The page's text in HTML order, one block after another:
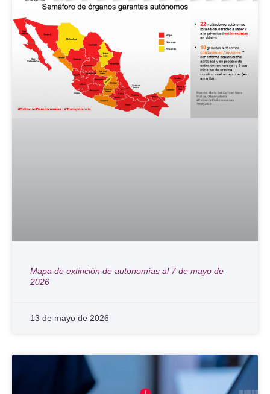
Mapa de extinción de autonomías al 7 de mayo de
2026
13 de mayo de 2026